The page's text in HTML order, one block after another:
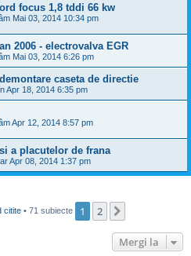
focus 1,8 tddi 66 kw
Mai 03, 2014 10:34 pm
2006 - electrovalva EGR
Mai 03, 2014 6:26 pm
caseta de directie
Apr 18, 2014 6:35 pm
Apr 12, 2014 8:57 pm
a placutelor de frana
Apr 08, 2014 1:37 pm
citite • 71 subiecte 1 2
Mergi la